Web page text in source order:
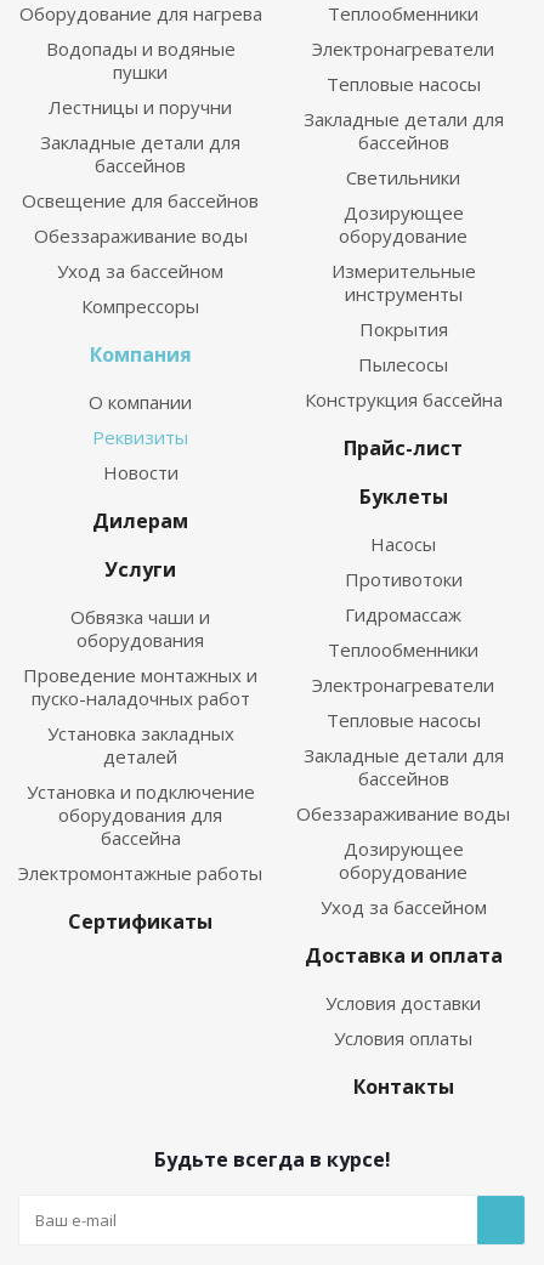
Оборудование для нагрева
Водопады и водяные
пушки
Лестницы и поручни
Закладные детали для
бассейнов
Освещение для бассейнов
Обеззараживание воды
Уход за бассейном
Компрессоры
Компания
О компании
Реквизиты
Новости
Дилерам
Услуги
Обвязка чаши и
оборудования
Проведение монтажных и
пуско-наладочных работ
Установка закладных
деталей
Установка и подключение
оборудования для
бассейна
Электромонтажные работы
Сертификаты
Теплообменники
Электронагреватели
Тепловые насосы
Закладные детали для
бассейнов
Светильники
Дозирующее
оборудование
Измерительные
инструменты
Покрытия
Пылесосы
Конструкция бассейна
Прайс-лист
Буклеты
Насосы
Противотоки
Гидромассаж
Теплообменники
Электронагреватели
Тепловые насосы
Закладные детали для
бассейнов
Обеззараживание воды
Дозирующее
оборудование
Уход за бассейном
Доставка и оплата
Условия доставки
Условия оплаты
Контакты
Будьте всегда в курсе!